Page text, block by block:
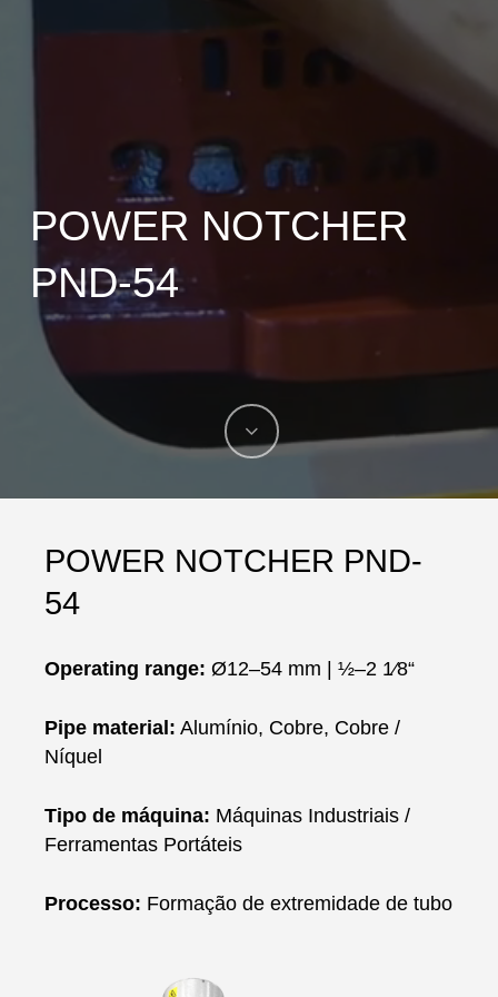
POWER NOTCHER
PND-54
POWER NOTCHER PND-
54
Operating range:Ø12–54 mm | ½–2 1⁄8“
Pipe material: Alumínio, Cobre, Cobre /
Níquel
Tipo de máquina: Máquinas Industriais /
Ferramentas Portáteis
Processo: Formação de extremidade de tubo